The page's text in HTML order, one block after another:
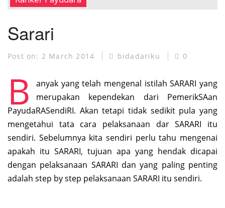
MUSEUM KANKER
Sarari
Post on: 2 March 2014 bidadariku 0
B
anyak yang telah mengenal istilah SARARI yang
merupakan kependekan dari PemerikSAan
PayudaRASendiRI. Akan tetapi tidak sedikit pula yang
mengetahui tata cara pelaksanaan dar SARARI itu
sendiri. Sebelumnya kita sendiri perlu tahu mengenai
apakah itu SARARI, tujuan apa yang hendak dicapai
dengan pelaksanaan SARARI dan yang paling penting
adalah step by step pelaksanaan SARARI itu sendiri.